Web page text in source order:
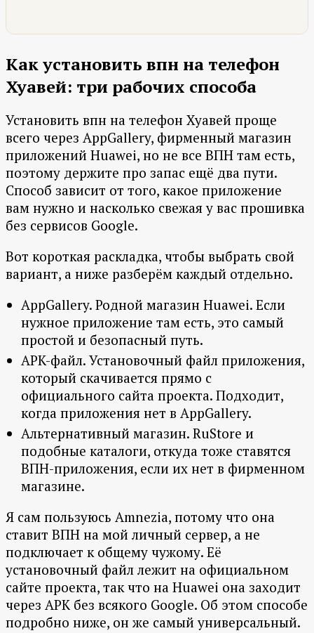
Как установить впн на телефон
Хуавей: три рабочих способа
Установить впн на телефон Хуавей проще
всего через AppGallery, фирменный магазин
приложений Huawei, но не все ВПН там есть,
поэтому держите про запас ещё два пути.
Способ зависит от того, какое приложение
вам нужно и насколько свежая у вас прошивка
без сервисов Google.
Вот короткая раскладка, чтобы выбрать свой
вариант, а ниже разберём каждый отдельно.
AppGallery. Родной магазин Huawei. Если
нужное приложение там есть, это самый
простой и безопасный путь.
APK-файл. Установочный файл приложения,
который скачивается прямо с
официального сайта проекта. Подходит,
когда приложения нет в AppGallery.
Альтернативный магазин. RuStore и
подобные каталоги, откуда тоже ставятся
ВПН-приложения, если их нет в фирменном
магазине.
Я сам пользуюсь Amnezia, потому что она
ставит ВПН на мой личный сервер, а не
подключает к общему чужому. Её
установочный файл лежит на официальном
сайте проекта, так что на Huawei она заходит
через APK без всякого Google. Об этом способе
подробно ниже, он же самый универсальный.